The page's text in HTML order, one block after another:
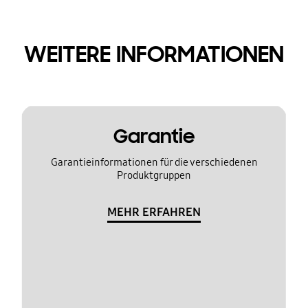
WEITERE INFORMATIONEN
Garantie
Garantieinformationen für die verschiedenen
Produktgruppen
MEHR ERFAHREN